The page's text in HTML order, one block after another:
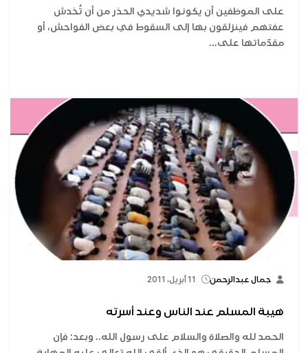
على الموظفين أن يكونوا شديدي الحذر من أن تُخدش
عفتهم فينزلقون بها إلى السقوط في بعض الفواحش، أو
مقدّماتها على...
جمال عبدالرحمن 11 أبريل، 2011
هيبة المسلم عند الناس وعند أسرته
الحمد لله والصلاة والسلام على رسول الله.. وبعد: فإن